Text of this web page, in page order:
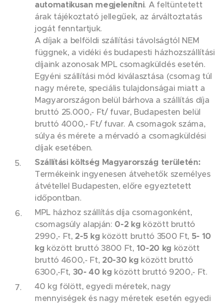
automatikusan megjelenítni. A feltüntetett
árak tájékoztató jellegűek, az árváltoztatás
jogát fenntartjuk.
A díjak a belföldi szállítási távolságtól NEM
függnek, a vidéki és budapesti házhozszállítási
díjaink azonosak MPL csomagküldés esetén.
Egyéni szállítási mód kiválasztása (csomag túl
nagy mérete, speciális tulajdonságai miatt a
Magyarországon belül bárhova a szállítás díja
bruttó 25.000,- Ft/ fuvar, Budapesten belül
bruttó 4000,- Ft/ fuvar. A csomagok száma,
súlya és mérete a mérvadó a csomagküldési
díjak esetében.
Szállítási költség Magyarország területén:
Termékeink ingyenesen átvehetők személyes
átvétellel Budapesten, előre egyeztetett
időpontban.
MPL házhoz szállítás díja csomagonként,
csomagsúly alapján: 0-2 kg között bruttó
2990,- Ft, 2-5 kg között bruttó 3500 Ft, 5- 10
kg között bruttó 3800 Ft, 10-20 kg között
bruttó 4600,- Ft, 20-30 kg között bruttó
6300,-Ft, 30- 40 kg között bruttó 9200,- Ft.
40 kg fölött, egyedi méretek, nagy
mennyiségek és nagy méretek esetén egyedi